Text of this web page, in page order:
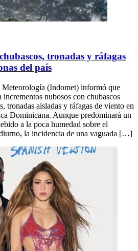
tronadas y ráfagas
del país
(Indomet) informó que
incrementos nubosos con chubascos
tronadas aisladas y ráfagas de viento en
Dominicana. Aunque predominará un
a la poca humedad sobre el
la incidencia de una vaguada […]